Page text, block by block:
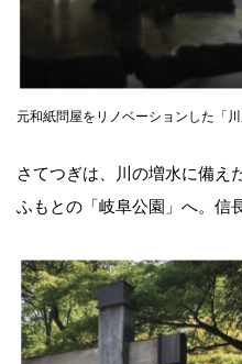
元和紙問屋をリノベーションした「川
さてつぎは、川の増水に備え
ふもとの「岐阜公園」へ。信